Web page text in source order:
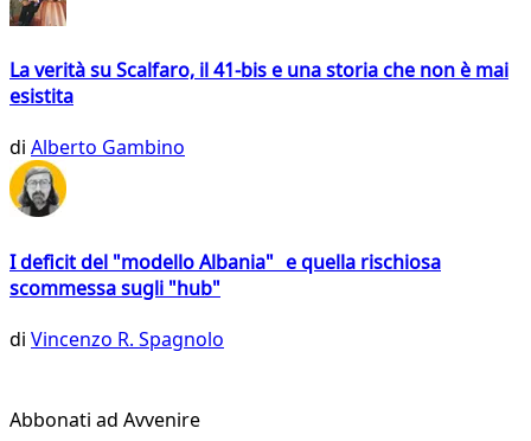
La verità su Scalfaro, il 41-bis e una storia che non è mai
esistita
di Alberto Gambino
I deficit del "modello Albania" e quella rischiosa
scommessa sugli "hub"
di Vincenzo R. Spagnolo
Abbonati ad Avvenire